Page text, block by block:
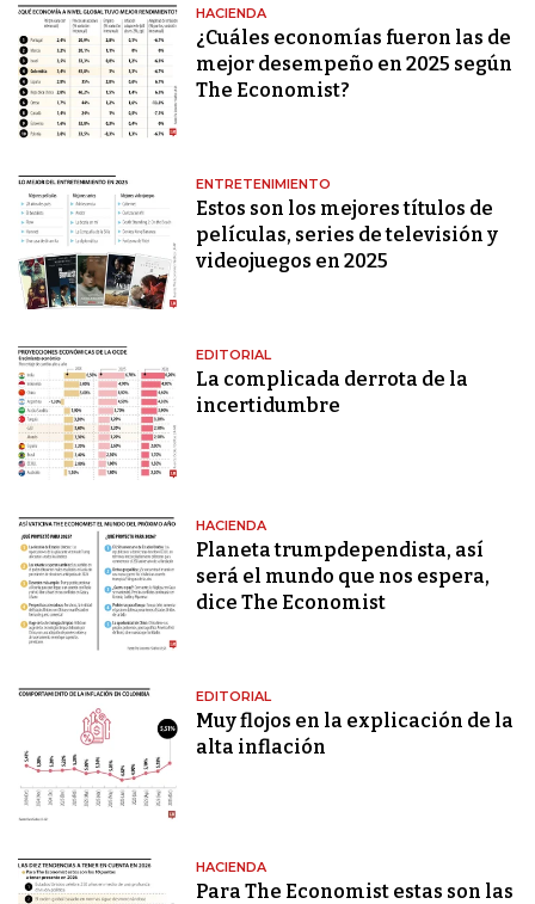
HACIENDA
¿Cuáles economías fueron las de
mejor desempeño en 2025 según
The Economist?
ENTRETENIMIENTO
Estos son los mejores títulos de
películas, series de televisión y
videojuegos en 2025
EDITORIAL
La complicada derrota de la
incertidumbre
HACIENDA
Planeta trumpdependista, así
será el mundo que nos espera,
dice The Economist
EDITORIAL
Muy flojos en la explicación de la
alta inflación
HACIENDA
Para The Economist estas son las